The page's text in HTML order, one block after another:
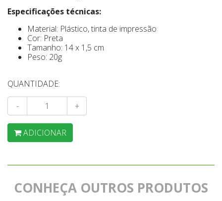
Especificações técnicas:
Material: Plástico, tinta de impressão
Cor: Preta
Tamanho: 14 x 1,5 cm
Peso: 20g
QUANTIDADE:
- +
ADICIONAR
CONHEÇA OUTROS PRODUTOS